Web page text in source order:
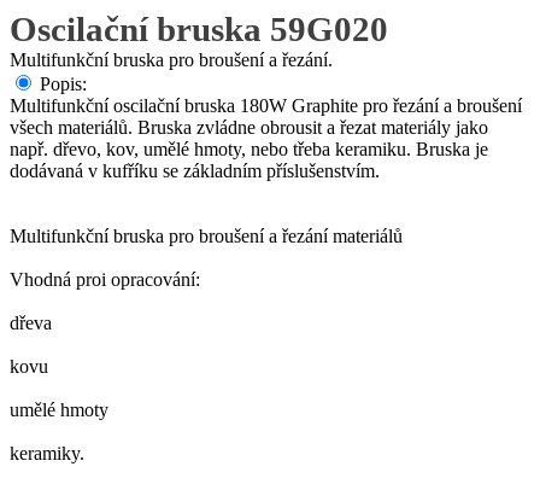
Oscilační bruska 59G020
Multifunkční bruska pro broušení a řezání.
Popis:
Multifunkční oscilační bruska 180W Graphite pro řezání a broušení
všech materiálů. Bruska zvládne obrousit a řezat materiály jako
např. dřevo, kov, umělé hmoty, nebo třeba keramiku. Bruska je
dodávaná v kufříku se základním příslušenstvím.
Multifunkční bruska pro broušení a řezání materiálů
Vhodná proi opracování:
dřeva
kovu
umělé hmoty
keramiky.